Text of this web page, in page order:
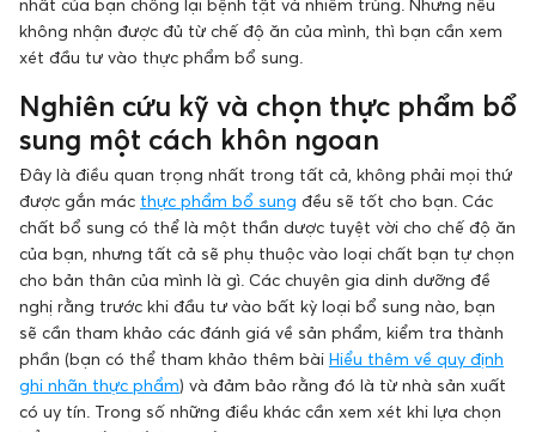
nhất của bạn chống lại bệnh tật và nhiễm trùng. Nhưng nếu
không nhận được đủ từ chế độ ăn của mình, thì bạn cần xem
xét đầu tư vào thực phẩm bổ sung.
Nghiên cứu kỹ và chọn thực phẩm bổ
sung một cách khôn ngoan
Đây là điều quan trọng nhất trong tất cả, không phải mọi thứ
được gắn mác thực phẩm bổ sung đều sẽ tốt cho bạn. Các
chất bổ sung có thể là một thần dược tuyệt vời cho chế độ ăn
của bạn, nhưng tất cả sẽ phụ thuộc vào loại chất bạn tự chọn
cho bản thân của mình là gì. Các chuyên gia dinh dưỡng đề
nghị rằng trước khi đầu tư vào bất kỳ loại bổ sung nào, bạn
sẽ cần tham khảo các đánh giá về sản phẩm, kiểm tra thành
phần (bạn có thể tham khảo thêm bài Hiểu thêm về quy định
ghi nhãn thực phẩm) và đảm bảo rằng đó là từ nhà sản xuất
có uy tín. Trong số những điều khác cần xem xét khi lựa chọn